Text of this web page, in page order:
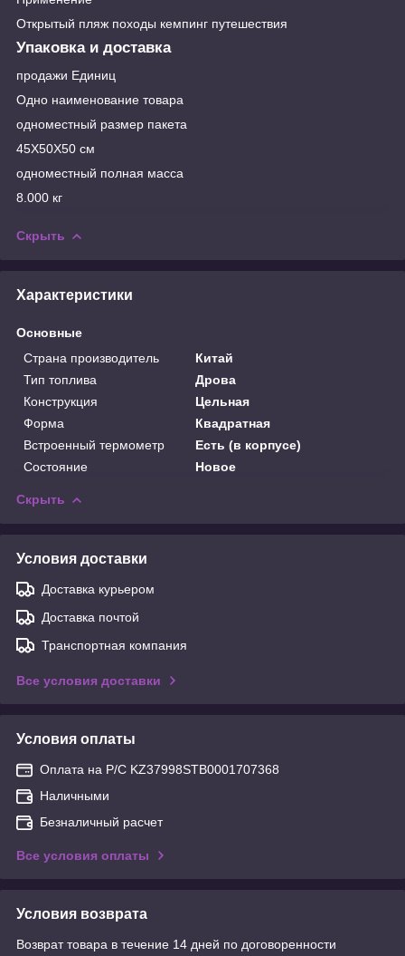
Открытый пляж походы кемпинг путешествия
Упаковка и доставка
продажи Единиц
Одно наименование товара
одноместный размер пакета
45X50X50 см
одноместный полная масса
8.000 кг
Скрыть
Характеристики
Основные
Страна производитель
Китай
Тип топлива
Дрова
Конструкция
Цельная
Форма
Квадратная
Встроенный термометр
Есть (в корпусе)
Состояние
Новое
Скрыть
Условия доставки
Доставка курьером
Доставка почтой
Транспортная компания
Все условия доставки
Условия оплаты
Оплата на Р/С KZ37998STB0001707368
Наличными
Безналичный расчет
Все условия оплаты
Условия возврата
Возврат товара в течение 14 дней по договоренности